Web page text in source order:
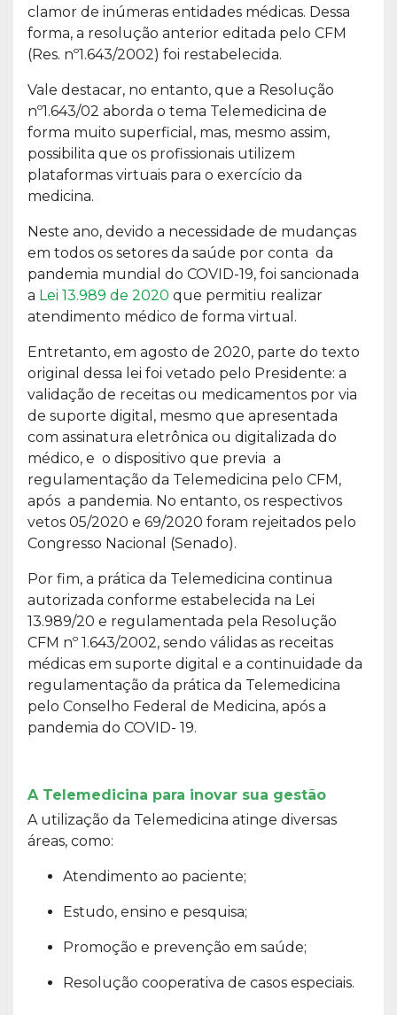
clamor de inúmeras entidades médicas. Dessa
forma, a resolução anterior editada pelo CFM
(Res. nº1.643/2002) foi restabelecida.
Vale destacar, no entanto, que a Resolução
nº1.643/02 aborda o tema Telemedicina de
forma muito superficial, mas, mesmo assim,
possibilita que os profissionais utilizem
plataformas virtuais para o exercício da
medicina.
Neste ano, devido a necessidade de mudanças
em todos os setores da saúde por conta da
pandemia mundial do COVID-19, foi sancionada
a Lei 13.989 de 2020 que permitiu realizar
atendimento médico de forma virtual.
Entretanto, em agosto de 2020, parte do texto
original dessa lei foi vetado pelo Presidente: a
validação de receitas ou medicamentos por via
de suporte digital, mesmo que apresentada
com assinatura eletrônica ou digitalizada do
médico, e o dispositivo que previa a
regulamentação da Telemedicina pelo CFM,
após a pandemia. No entanto, os respectivos
vetos 05/2020 e 69/2020 foram rejeitados pelo
Congresso Nacional (Senado).
Por fim, a prática da Telemedicina continua
autorizada conforme estabelecida na Lei
13.989/20 e regulamentada pela Resolução
CFM nº 1.643/2002, sendo válidas as receitas
médicas em suporte digital e a continuidade da
regulamentação da prática da Telemedicina
pelo Conselho Federal de Medicina, após a
pandemia do COVID- 19.
A Telemedicina para inovar sua gestão
A utilização da Telemedicina atinge diversas
áreas, como:
Atendimento ao paciente;
Estudo, ensino e pesquisa;
Promoção e prevenção em saúde;
Resolução cooperativa de casos especiais.